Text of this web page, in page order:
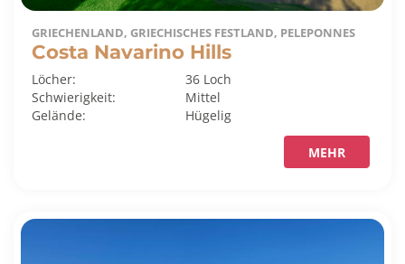
GRIECHENLAND, GRIECHISCHES FESTLAND, PELEPONNES
Costa Navarino Hills
Löcher:
36 Loch
Schwierigkeit:
Mittel
Gelände:
Hügelig
MEHR